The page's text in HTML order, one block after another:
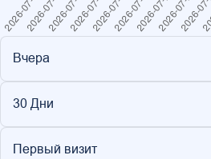
Вчера
30 Дни
Первый визит